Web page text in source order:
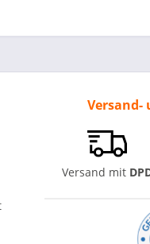
Versand-
Versand mit